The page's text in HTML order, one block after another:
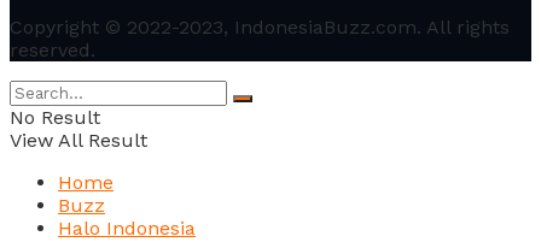
Copyright © 2022-2023, IndonesiaBuzz.com. All rights
reserved.
No Result
View All Result
Home
Buzz
Halo Indonesia